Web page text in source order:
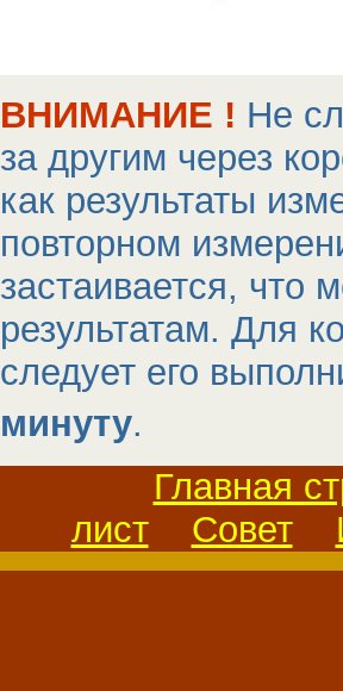
ВНИМАНИЕ ! Не
за другим через
как результаты
повторном
застаивается, что
результатам. Для
следует его
минуту.
Главная
лист
Совет